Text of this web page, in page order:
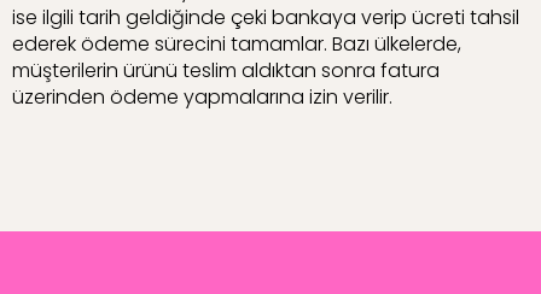
ise ilgili tarih geldiğinde çeki bankaya verip ücreti tahsil
ederek ödeme sürecini tamamlar. Bazı ülkelerde,
müşterilerin ürünü teslim aldıktan sonra fatura
üzerinden ödeme yapmalarına izin verilir.